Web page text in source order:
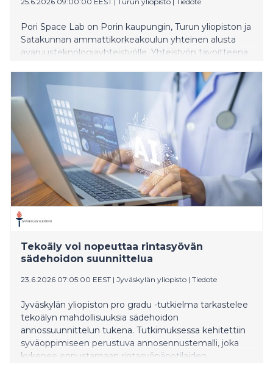
Pori Space Lab on Porin kaupungin, Turun yliopiston ja
Satakunnan ammattikorkeakoulun yhteinen alusta
avaruusteknologiayhteistyölle. Yhteistyön tavoitteena
ja koulutus sekä yhteistyö elinkeinoelämän ja
kansainvälisten verkostojen kanssa.
Tekoäly voi nopeuttaa rintasyövän
sädehoidon suunnittelua
23.6.2026 07:05:00 EEST | Jyväskylän yliopisto | Tiedote
Jyväskylän yliopiston pro gradu -tutkielma tarkastelee
tekoälyn mahdollisuuksia sädehoidon
annossuunnittelun tukena. Tutkimuksessa kehitettiin
syväoppimiseen perustuva annosennustemalli, joka
kykenee ennustamaan rintasyöpäpotilaiden